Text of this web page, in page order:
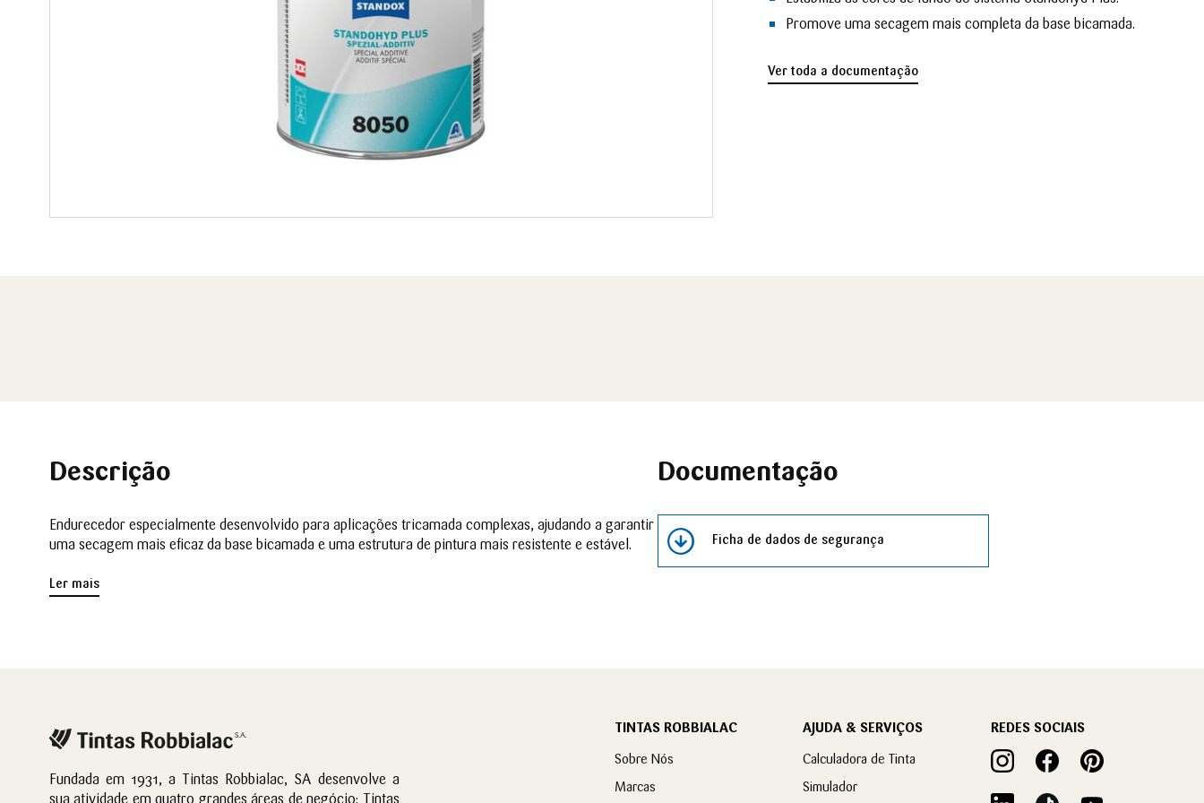
Promove uma secagem mais completa da base bicamada.
Ver toda a documentação
Descrição
Endurecedor especialmente desenvolvido para aplicações tricamada complexas, ajudando a garantir
uma secagem mais eficaz da base bicamada e uma estrutura de pintura mais resistente e estável.
Ler mais
Documentação
Ficha de dados de segurança
Fundada em 1931, a Tintas Robbialac, SA desenvolve a
sua atividade em quatro grandes áreas de negócio: Tintas
TINTAS ROBBIALAC
Sobre Nós
Marcas
AJUDA & SERVIÇOS
Calculadora de Tinta
Simulador
REDES SOCIAIS